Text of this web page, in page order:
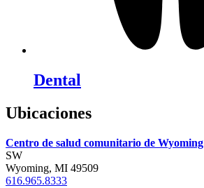
Dental
Ubicaciones
Centro de salud comunitario de Wyoming
SW
Wyoming, MI 49509
616.965.8333